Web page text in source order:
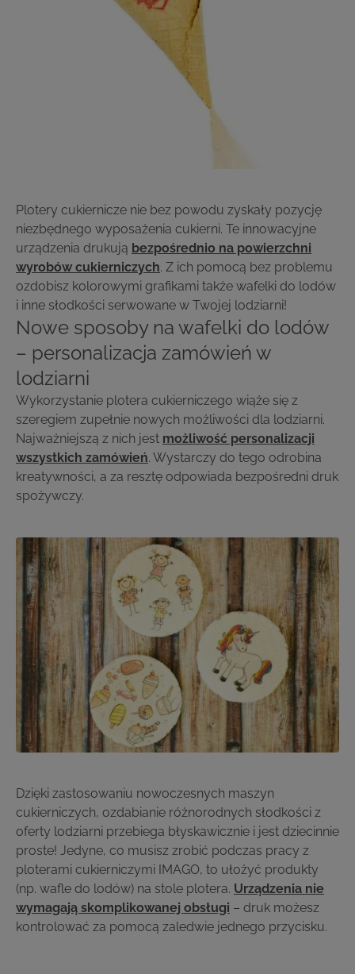
Plotery cukiernicze nie bez powodu zyskały pozycję
niezbędnego wyposażenia cukierni. Te innowacyjne
urządzenia drukują bezpośrednio na powierzchni
wyrobów cukierniczych. Z ich pomocą bez problemu
ozdobisz kolorowymi grafikami także wafelki do lodów
i inne słodkości serwowane w Twojej lodziarni!
Nowe sposoby na wafelki do lodów
– personalizacja zamówień w
lodziarni
Wykorzystanie plotera cukierniczego wiąże się z
szeregiem zupełnie nowych możliwości dla lodziarni.
Najważniejszą z nich jest możliwość personalizacji
wszystkich zamówień. Wystarczy do tego odrobina
kreatywności, a za resztę odpowiada bezpośredni druk
spożywczy.
Dzięki zastosowaniu nowoczesnych maszyn
cukierniczych, ozdabianie różnorodnych słodkości z
oferty lodziarni przebiega błyskawicznie i jest dziecinnie
proste! Jedyne, co musisz zrobić podczas pracy z
ploterami cukierniczymi IMAGO, to ułożyć produkty
(np. wafle do lodów) na stole plotera. Urządzenia nie
wymagają skomplikowanej obsługi – druk możesz
kontrolować za pomocą zaledwie jednego przycisku.